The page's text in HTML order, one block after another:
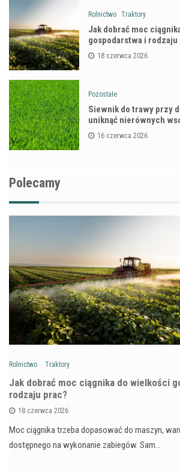
Rolnictwo Traktory
Jak dobrać moc
gospodarstwa i rodzaju
18 czerwca 2026
Pozostałe
Siewnik do trawy przy
uniknąć nierównych
16 czerwca 2026
Polecamy
Rolnictwo Traktory
Jak dobrać moc ciągnika do wielkości
rodzaju prac?
18 czerwca 2026
Moc ciągnika trzeba dopasować do maszyn,
dostępnego na wykonanie zabiegów. Sam…